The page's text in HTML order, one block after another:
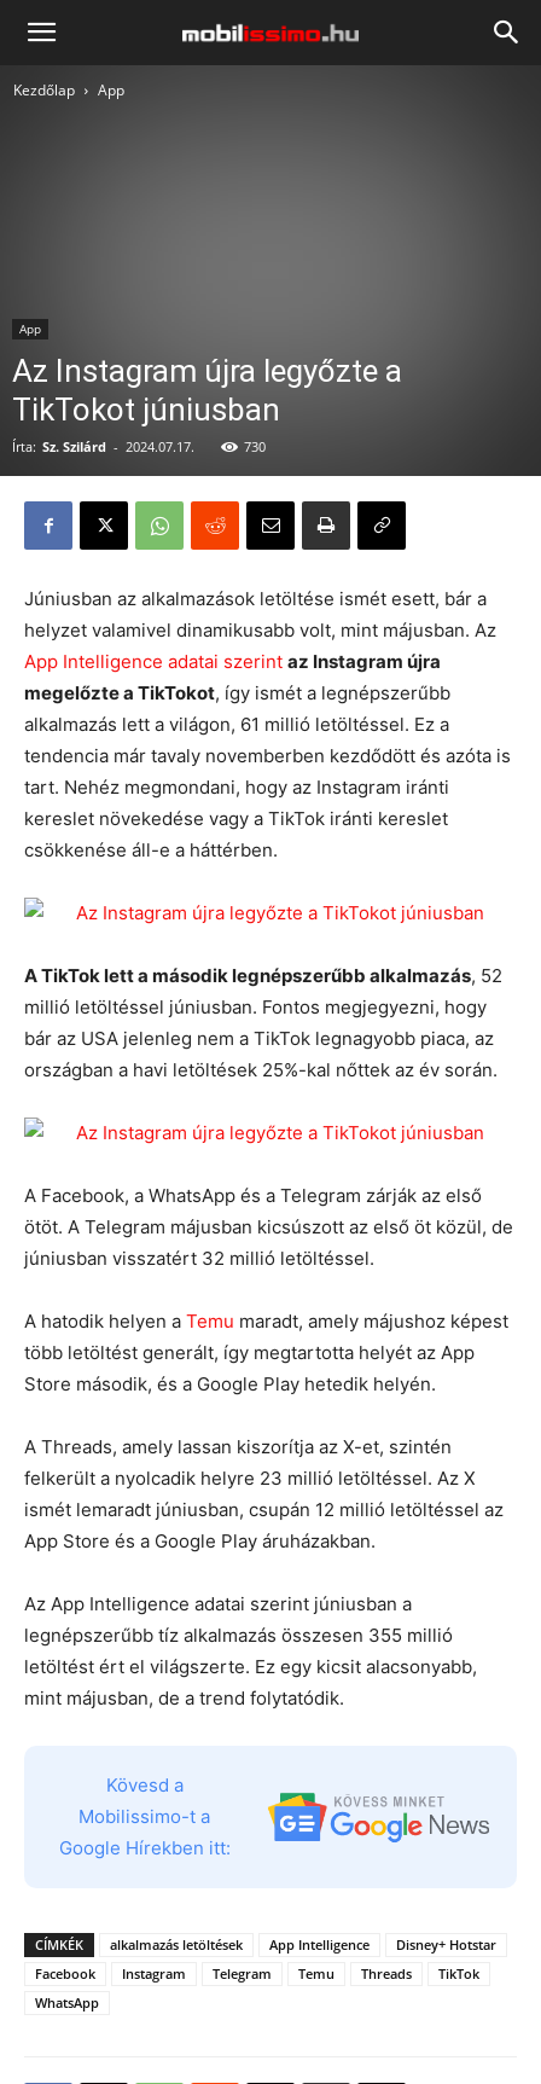
Mobilissimo.hu
Kezdőlap App
App
Az Instagram újra legyőzte a
TikTokot júniusban
Írta: Sz. Szilárd - 2024.07.17. 730
Júniusban az alkalmazások letöltése ismét esett, bár a
helyzet valamivel dinamikusabb volt, mint májusban. Az
App Intelligence adatai szerint az Instagram újra
megelőzte a TikTokot, így ismét a legnépszerűbb
alkalmazás lett a világon, 61 millió letöltéssel. Ez a
tendencia már tavaly novemberben kezdődött és azóta is
tart. Nehéz megmondani, hogy az Instagram iránti
kereslet növekedése vagy a TikTok iránti kereslet
csökkenése áll-e a háttérben.
A TikTok lett a második legnépszerűbb alkalmazás, 52
millió letöltéssel júniusban. Fontos megjegyezni, hogy
bár az USA jelenleg nem a TikTok legnagyobb piaca, az
országban a havi letöltések 25%-kal nőttek az év során.
A Facebook, a WhatsApp és a Telegram zárják az első
ötöt. A Telegram májusban kicsúszott az első öt közül, de
júniusban visszatért 32 millió letöltéssel.
A hatodik helyen a Temu maradt, amely májushoz képest
több letöltést generált, így megtartotta helyét az App
Store második, és a Google Play hetedik helyén.
A Threads, amely lassan kiszorítja az X-et, szintén
felkerült a nyolcadik helyre 23 millió letöltéssel. Az X
ismét lemaradt júniusban, csupán 12 millió letöltéssel az
App Store és a Google Play áruházakban.
Az App Intelligence adatai szerint júniusban a
legnépszerűbb tíz alkalmazás összesen 355 millió
letöltést ért el világszerte. Ez egy kicsit alacsonyabb,
mint májusban, de a trend folytatódik.
Kövesd a
Mobilissimo-t a
Google Hírekben itt:
CÍMKÉK alkalmazás letöltések App Intelligence
Disney+ Hotstar
Facebook
Instagram Telegram Temu Threads
TikTok
WhatsApp